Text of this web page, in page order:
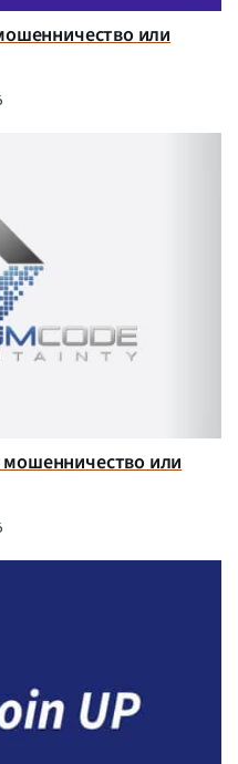
или
мошенничество или